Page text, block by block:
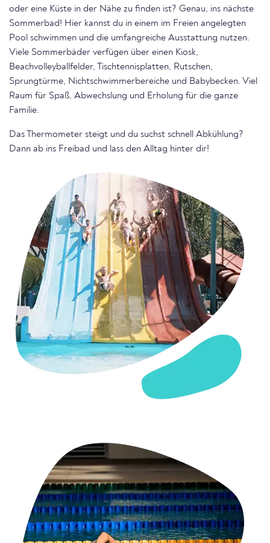
oder eine Küste in der Nähe zu finden ist? Genau, ins nächste
Sommerbad! Hier kannst du in einem im Freien angelegten
Pool schwimmen und die umfangreiche Ausstattung nutzen.
Viele Sommerbäder verfügen über einen Kiosk,
Beachvolleyballfelder, Tischtennisplatten, Rutschen,
Sprungtürme, Nichtschwimmerbereiche und Babybecken. Viel
Raum für Spaß, Abwechslung und Erholung für die ganze
Familie.
Das Thermometer steigt und du suchst schnell Abkühlung?
Dann ab ins Freibad und lass den Alltag hinter dir!